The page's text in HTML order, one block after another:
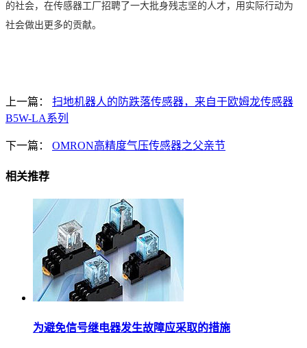
的社会，在传感器工厂招聘了一大批身残志坚的人才，用实际行动为
社会做出更多的贡献。
上一篇：
扫地机器人的防跌落传感器，来自于欧姆龙传感器
B5W-LA系列
下一篇： OMRON高精度气压传感器之父亲节
相关推荐
为避免信号继电器发生故障应采取的措施